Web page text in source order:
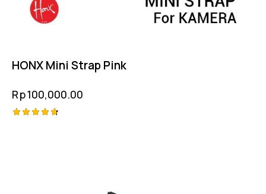
HONX Mini Strap Pink
Rp100,000.00